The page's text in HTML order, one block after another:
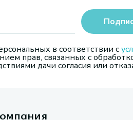
в соответствии с
прав, связанных с
дачи согласия или